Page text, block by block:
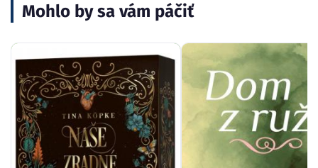
Mohlo by sa vám páčiť